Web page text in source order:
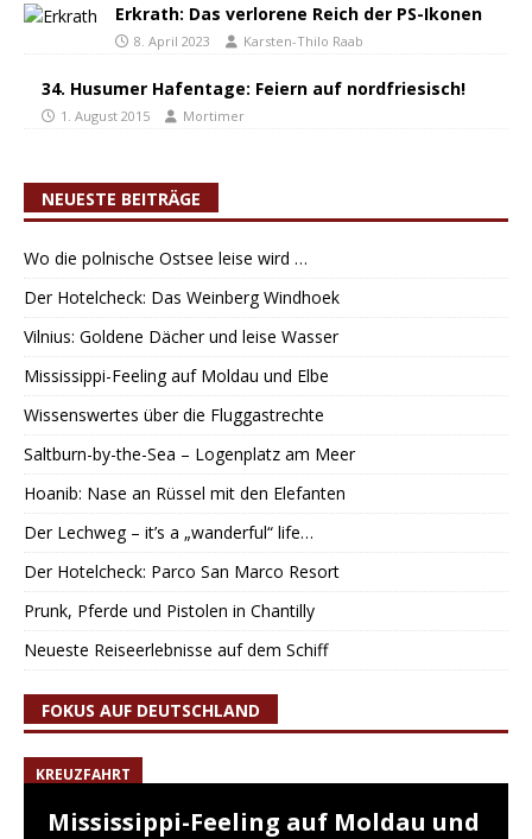
Erkrath: Das verlorene Reich der PS-Ikonen
8. April 2023 Karsten-Thilo Raab
34. Husumer Hafentage: Feiern auf nordfriesisch!
1. August 2015 Mortimer
NEUESTE BEITRÄGE
Wo die polnische Ostsee leise wird …
Der Hotelcheck: Das Weinberg Windhoek
Vilnius: Goldene Dächer und leise Wasser
Mississippi-Feeling auf Moldau und Elbe
Wissenswertes über die Fluggastrechte
Saltburn-by-the-Sea – Logenplatz am Meer
Hoanib: Nase an Rüssel mit den Elefanten
Der Lechweg – it’s a „wanderful“ life…
Der Hotelcheck: Parco San Marco Resort
Prunk, Pferde und Pistolen in Chantilly
Neueste Reiseerlebnisse auf dem Schiff
FOKUS AUF DEUTSCHLAND
KREUZFAHRT
Mississippi-Feeling auf Moldau und